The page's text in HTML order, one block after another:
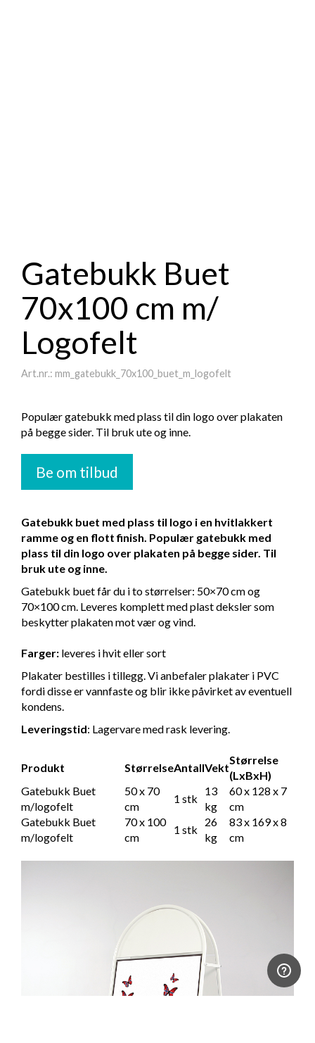
Gatebukk Buet
70x100 cm m/
Logofelt
Art.nr.: mm_gatebukk_70x100_buet_m_logofelt
Populær gatebukk med plass til din logo over plakaten
på begge sider. Til bruk ute og inne.
Be om tilbud
Gatebukk buet med plass til logo i en hvitlakkert
ramme og en flott finish. Populær gatebukk med
plass til din logo over plakaten på begge sider. Til
bruk ute og inne.
Gatebukk buet får du i to størrelser: 50×70 cm og
70×100 cm. Leveres komplett med plast deksler som
beskytter plakaten mot vær og vind.
Farger: leveres i hvit eller sort
Plakater bestilles i tillegg. Vi anbefaler plakater i PVC
fordi disse er vannfaste og blir ikke påvirket av eventuell
kondens.
Leveringstid: Lagervare med rask levering.
Produkt StørrelseAntallVekt
Størrelse
(LxBxH)
Gatebukk Buet
m/logofelt
50 x 70
cm
1 stk
13
kg
60 x 128 x 7
cm
Gatebukk Buet
m/logofelt
70 x 100
cm
1 stk
26
kg
83 x 169 x 8
cm